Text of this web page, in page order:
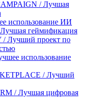
/ Лучшая
использование ИИ
геймификация
Лучший проект по
использование
/ Лучший
/ Лучшая цифровая